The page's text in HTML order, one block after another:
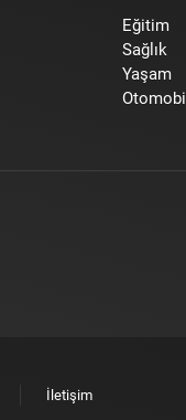
Eğitim
Sağlık
Yaşam
Otomobil
İletişim